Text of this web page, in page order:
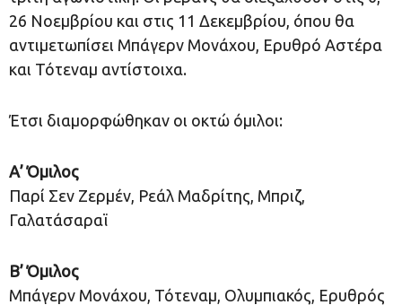
26 Νοεμβρίου και στις 11 Δεκεμβρίου, όπου θα
αντιμετωπίσει Μπάγερν Μονάχου, Ερυθρό Αστέρα
και Τότεναμ αντίστοιχα.
Έτσι διαμορφώθηκαν οι οκτώ όμιλοι:
Α’ Όμιλος
Παρί Σεν Ζερμέν, Ρεάλ Μαδρίτης, Μπριζ,
Γαλατάσαραϊ
Β’ Όμιλος
Μπάγερν Μονάχου, Τότεναμ, Ολυμπιακός, Ερυθρός